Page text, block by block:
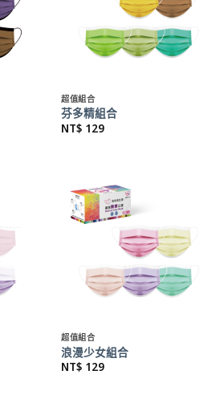
超值組合
芬多精組合
NT$ 129
超值組合
浪漫少女組合
NT$ 129